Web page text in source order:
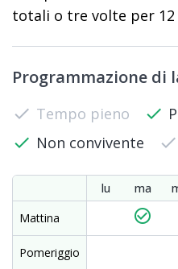
totali o tre volte per 12
Programmazione di
check Tempo pieno check
check Non convivente check
lu ma
Mattina
check_circle_outline
Pomeriggio